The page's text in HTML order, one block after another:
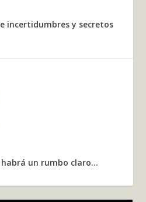
incertidumbres y secretos
un rumbo claro...